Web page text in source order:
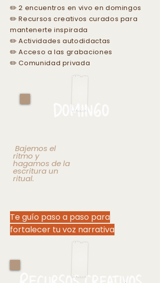
✏️ 2 encuentros en vivo en domingos
✏️ Recursos creativos curados para
mantenerte inspirada
✏️ Actividades autodidactas
✏️ Acceso a las grabaciones
✏️ Comunidad privada
Bajemos el
ritmo y
hagamos de la
escritura un
ritual.
Te guío paso a paso para
fortalecer tu voz narrativa